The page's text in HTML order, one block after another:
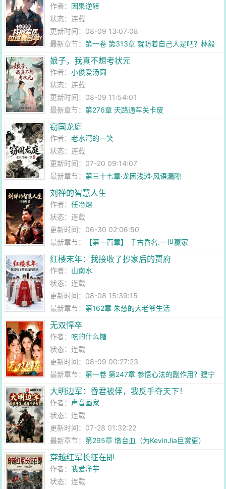
作者： 因果逆转
状态：连载
更新时间：08-09 13:07:08
最新章节：第一卷 第313章 就防着自己人是吧？林毅
不当人子！
娘子，我真不想考状元
作者：小俊爱汤圆
状态：连载
更新时间：08-09 11:54:01
最新章节：第276章 天路通车关卡废
窃国龙庭
作者：老水湾的一笑
状态：连载
更新时间：07-20 09:14:07
最新章节：第三十七章·龙困浅滩·风语漏隙
刘禅的智慧人生
作者：任冶熔
状态：连载
更新时间：06-30 02:06:50
最新章节：
【第一百章】 千古昏名.一世赢家
红楼末年：我接收了抄家后的贾府
作者： 山南水
状态：连载
更新时间：08-08 15:39:15
最新章节：第162章 朱慈的大老爷生活
无双悍卒
作者： 吃的什么糖
状态：连载
更新时间：08-09 00:27:23
最新章节：第一卷 第247章 参悟心法的副作用？建宁
王有私心
大明边军：昏君被俘，我反手夺天下！
作者： 声音画家
状态：连载
更新时间：07-28 01:32:22
最新章节：第295章 墩台血（为KevinJia巨赏更）
穿越红军长征在即
作者：我爱洋芋
状态：连载